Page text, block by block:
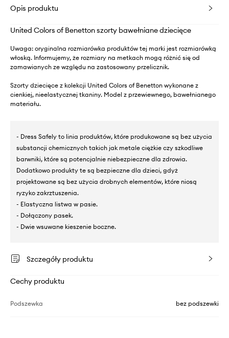
Opis produktu
United Colors of Benetton szorty bawełniane dziecięce
Uwaga: oryginalna rozmiarówka produktów tej marki jest rozmiarówką
włoską. Informujemy, że rozmiary na metkach mogą różnić się od
zamawianych ze względu na zastosowany przelicznik.
Szorty dziecięce z kolekcji United Colors of Benetton wykonane z
cienkiej, nieelastycznej tkaniny. Model z przewiewnego, bawełnianego
materiału.
- Dress Safely to linia produktów, które produkowane są bez użycia
substancji chemicznych takich jak metale ciężkie czy szkodliwe
barwniki, które są potencjalnie niebezpieczne dla zdrowia.
Dodatkowo produkty te są bezpieczne dla dzieci, gdyż
projektowane są bez użycia drobnych elementów, które niosą
ryzyko zakrztuszenia.
- Elastyczna listwa w pasie.
- Dołączony pasek.
- Dwie wsuwane kieszenie boczne.
Szczegóły produktu
Cechy produktu
Podszewka bez podszewki